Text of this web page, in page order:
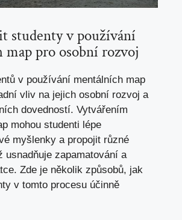
studenty v používání
map pro osobní rozvoj
v používání mentálních map
vliv na jejich osobní rozvoj a
dovedností. Vytvářením
mohou studenti lépe
myšlenky a propojit různé
usnadňuje zapamatování a
Zde je několik způsobů, jak
v tomto procesu účinně